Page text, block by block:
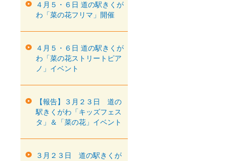
４月５・６日 道の駅きくが
わ「菜の花フリマ」開催
４月５・６日 道の駅きくが
わ「菜の花ストリートピア
ノ」イベント
【報告】３月２３日 道の
駅きくがわ「キッズフェス
タ」＆「菜の花」イベント
３月２３日 道の駅きくが